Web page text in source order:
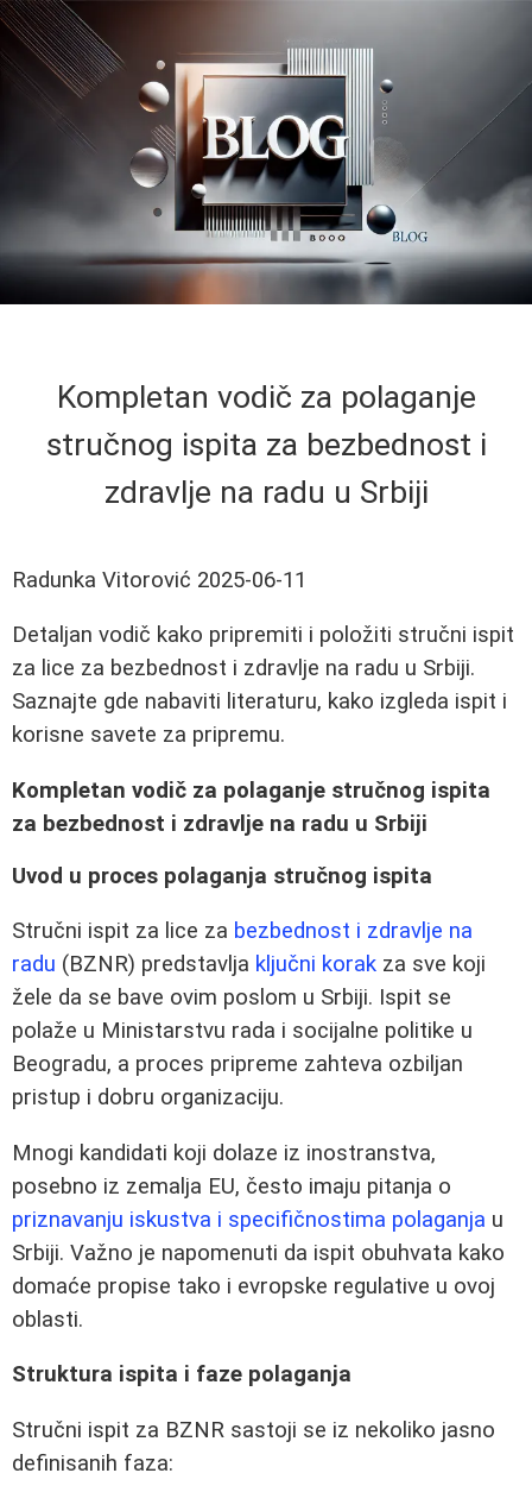
Kompletan vodič za polaganje
stručnog ispita za bezbednost i
zdravlje na radu u Srbiji
Radunka Vitorović 2025-06-11
Detaljan vodič kako pripremiti i položiti stručni ispit
za lice za bezbednost i zdravlje na radu u Srbiji.
Saznajte gde nabaviti literaturu, kako izgleda ispit i
korisne savete za pripremu.
Kompletan vodič za polaganje stručnog ispita
za bezbednost i zdravlje na radu u Srbiji
Uvod u proces polaganja stručnog ispita
Stručni ispit za lice za bezbednost i zdravlje na
radu (BZNR) predstavlja ključni korak za sve koji
žele da se bave ovim poslom u Srbiji. Ispit se
polaže u Ministarstvu rada i socijalne politike u
Beogradu, a proces pripreme zahteva ozbiljan
pristup i dobru organizaciju.
Mnogi kandidati koji dolaze iz inostranstva,
posebno iz zemalja EU, često imaju pitanja o
priznavanju iskustva i specifičnostima polaganja u
Srbiji. Važno je napomenuti da ispit obuhvata kako
domaće propise tako i evropske regulative u ovoj
oblasti.
Struktura ispita i faze polaganja
Stručni ispit za BZNR sastoji se iz nekoliko jasno
definisanih faza: